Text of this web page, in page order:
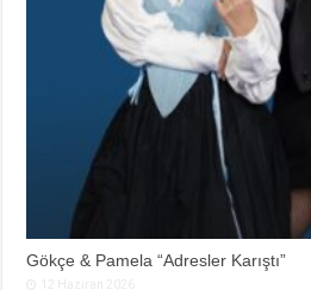
Gökçe & Pamela “Adresler Karıştı”